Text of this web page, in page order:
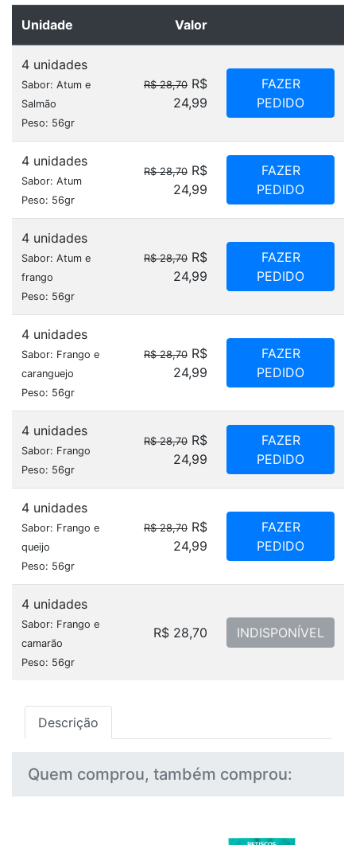
Unidade Valor
4 unidades
Sabor: Atum e
Salmão
Peso: 56gr
R$ 28,70 R$
24,99
FAZER
PEDIDO
4 unidades
Sabor: Atum
Peso: 56gr
R$ 28,70 R$
24,99
FAZER
PEDIDO
4 unidades
Sabor: Atum e
frango
Peso: 56gr
R$ 28,70 R$
24,99
FAZER
PEDIDO
4 unidades
Sabor: Frango e
caranguejo
Peso: 56gr
R$ 28,70 R$
24,99
FAZER
PEDIDO
4 unidades
Sabor: Frango
Peso: 56gr
R$ 28,70 R$
24,99
FAZER
PEDIDO
4 unidades
Sabor: Frango e
queijo
Peso: 56gr
R$ 28,70 R$
24,99
FAZER
PEDIDO
4 unidades
Sabor: Frango e
camarão
Peso: 56gr
R$ 28,70 INDISPONÍVEL
Descrição
Quem comprou, também comprou: